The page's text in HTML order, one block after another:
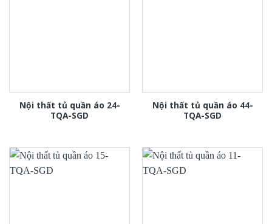
Nội thất tủ quần áo 24-
TQA-SGD
Nội thất tủ quần áo 44-
TQA-SGD